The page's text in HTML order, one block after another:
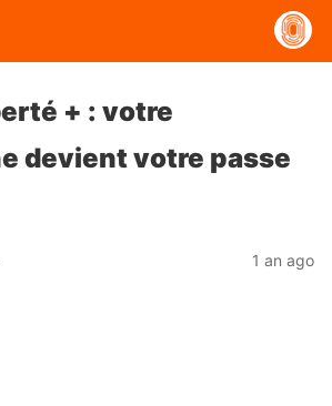
+ : votre
devient votre passe
1 an ago